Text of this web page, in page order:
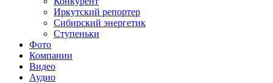
Иркутский репортер
Сибирский энергетик
Ступеньки
Фото
Компании
Видео
Аудио